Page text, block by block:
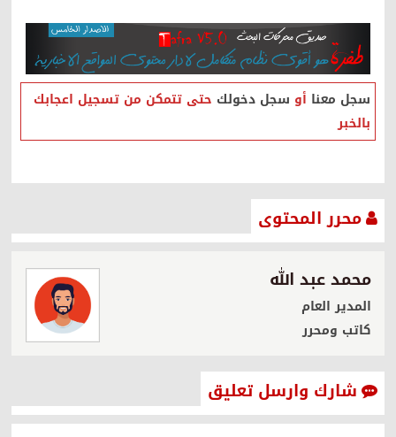
سجل معنا أو سجل دخولك حتى تتمكن من تسجيل اعجابك
بالخبر
محرر المحتوى
محمد عبد الله
المدير العام
كاتب ومحرر
شارك وارسل تعليق